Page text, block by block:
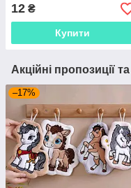
12 ₴
Купити
Акційні пропозиції
–17%